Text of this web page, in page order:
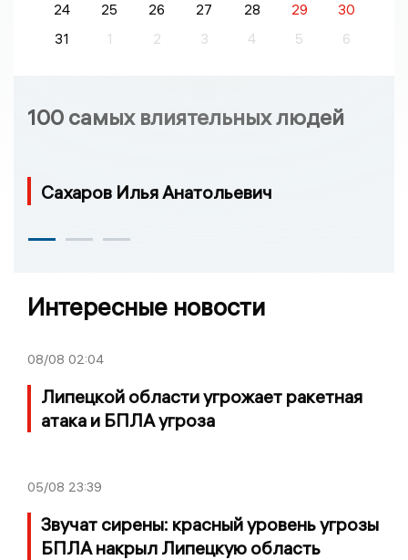
24
25 26 27 28 29
30
31
1 2 3 4 5 6
100 самых влиятельных людей
Сахаров Илья Анатольевич
Интересные новости
08/08 02:04
Липецкой области угрожает ракетная
атака и БПЛА угроза
05/08 23:39
Звучат сирены: красный уровень угрозы
БПЛА накрыл Липецкую область